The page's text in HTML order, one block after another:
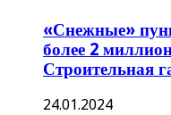
«Снежные»
более 2
Строительная
24.01.2024